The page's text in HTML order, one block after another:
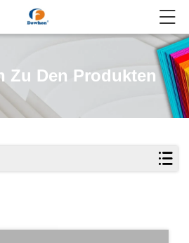
Zu Den Produkten